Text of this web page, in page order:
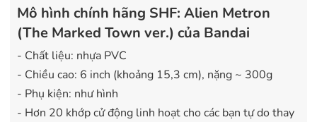
Mô hình chính hãng SHF: Alien Metron
(The Marked Town ver.) của Bandai
- Chất liệu: nhựa PVC
- Chiều cao: 6 inch (khoảng 15,3 cm), nặng ~ 300g
- Phụ kiện: như hình
- Hơn 20 khớp cử động linh hoạt cho các bạn tự do thay